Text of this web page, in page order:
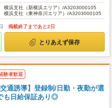
横浜支社（新横浜エリア）/A3203000105
横浜支社（東神奈川エリア）/A3203000105
掲載終了まであと2日
とりあえず保存
験者歓迎
交通誘導】登録制/日勤・夜勤が選
も日給保証あり◎